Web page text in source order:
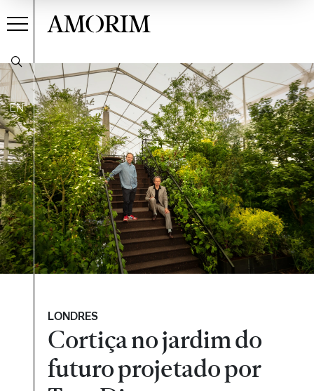
EN
AMORIM
LONDRES
Cortiça no jardim do
futuro projetado por